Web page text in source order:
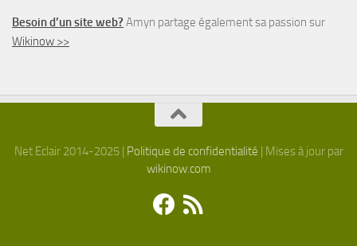
Besoin d’un site web? Amyn partage également sa passion sur
Wikinow >>
Net Eclair 2014-2025 | Politique de confidentialité | Mises à jour par
wikinow.com